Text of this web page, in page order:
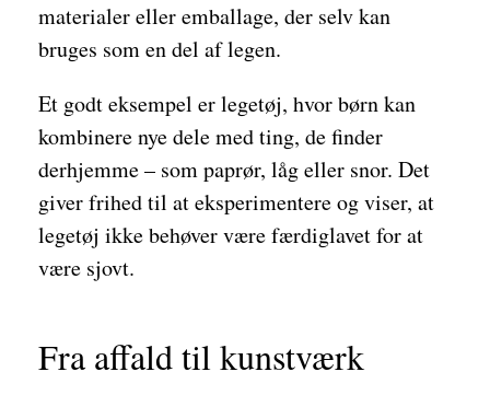
materialer eller emballage, der selv kan
bruges som en del af legen.
Et godt eksempel er legetøj, hvor børn kan
kombinere nye dele med ting, de finder
derhjemme – som paprør, låg eller snor. Det
giver frihed til at eksperimentere og viser, at
legetøj ikke behøver være færdiglavet for at
være sjovt.
Fra affald til kunstværk